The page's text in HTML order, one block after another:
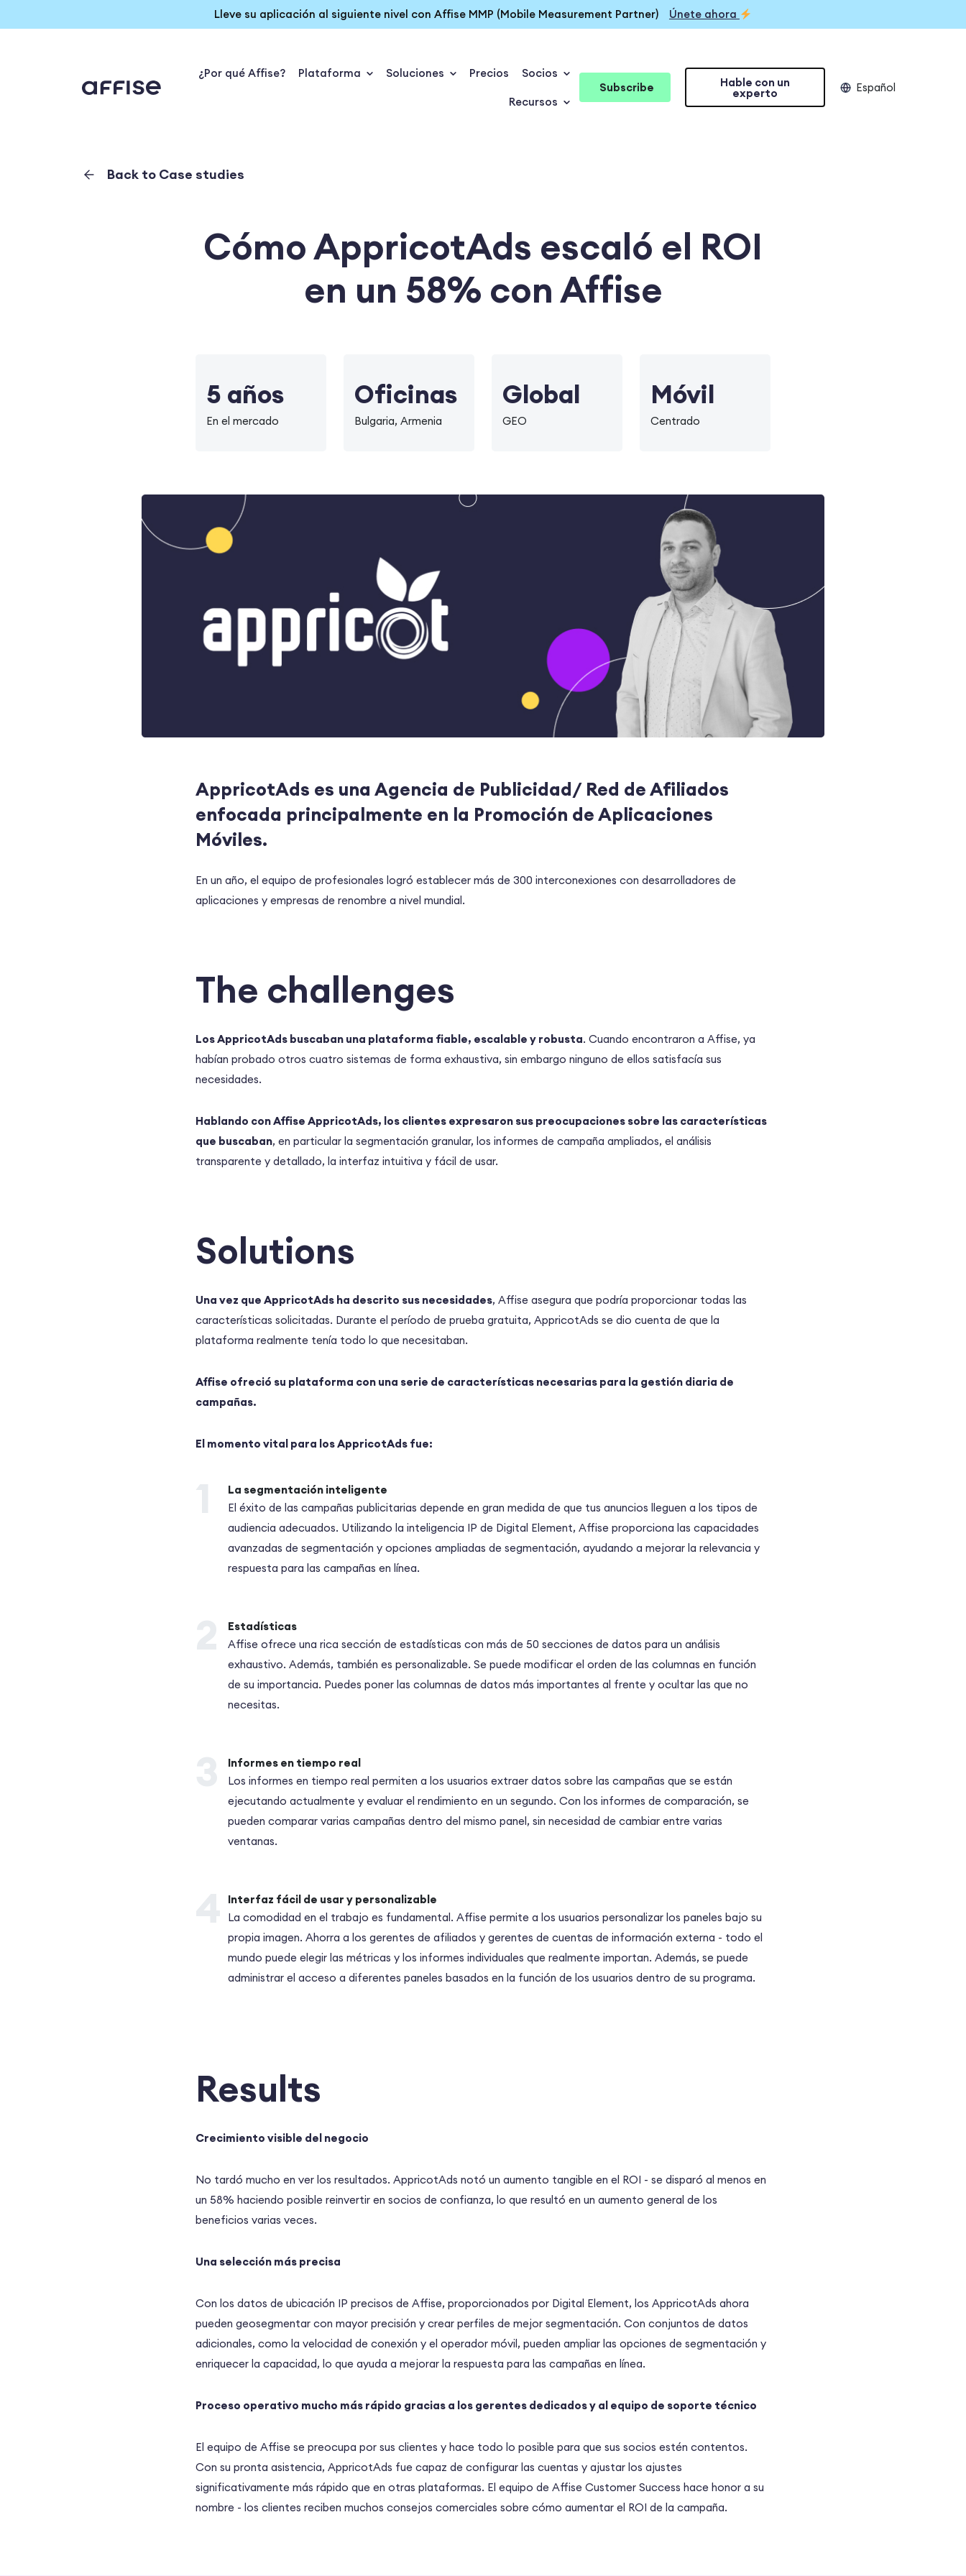
Lleve su aplicación al siguiente nivel con Affise MMP (Mobile Measurement Partner) Únete ahora
¿Por qué Affise? Plataforma Soluciones Precios Socios
Recursos
Subscribe Hable con un
experto Español
Back to Case studies
Cómo AppricotAds escaló el ROI
en un 58% con Affise
5 años
En el mercado
Oficinas
Bulgaria, Armenia
Global
GEO
Móvil
Centrado
AppricotAds es una Agencia de Publicidad/ Red de Afiliados
enfocada principalmente en la Promoción de Aplicaciones
Móviles.
En un año, el equipo de profesionales logró establecer más de 300 interconexiones con desarrolladores de
aplicaciones y empresas de renombre a nivel mundial.
The challenges
Los AppricotAds buscaban una plataforma fiable, escalable y robusta. Cuando encontraron a Affise, ya
habían probado otros cuatro sistemas de forma exhaustiva, sin embargo ninguno de ellos satisfacía sus
necesidades.
Hablando con Affise AppricotAds, los clientes expresaron sus preocupaciones sobre las características
que buscaban, en particular la segmentación granular, los informes de campaña ampliados, el análisis
transparente y detallado, la interfaz intuitiva y fácil de usar.
Solutions
Una vez que AppricotAds ha descrito sus necesidades, Affise asegura que podría proporcionar todas las
características solicitadas. Durante el período de prueba gratuita, AppricotAds se dio cuenta de que la
plataforma realmente tenía todo lo que necesitaban.
Affise ofreció su plataforma con una serie de características necesarias para la gestión diaria de
campañas.
El momento vital para los AppricotAds fue:
La segmentación inteligente
El éxito de las campañas publicitarias depende en gran medida de que tus anuncios lleguen a los tipos de
audiencia adecuados. Utilizando la inteligencia IP de Digital Element, Affise proporciona las capacidades
avanzadas de segmentación y opciones ampliadas de segmentación, ayudando a mejorar la relevancia y
respuesta para las campañas en línea.
Estadísticas
Affise ofrece una rica sección de estadísticas con más de 50 secciones de datos para un análisis
exhaustivo. Además, también es personalizable. Se puede modificar el orden de las columnas en función
de su importancia. Puedes poner las columnas de datos más importantes al frente y ocultar las que no
necesitas.
Informes en tiempo real
Los informes en tiempo real permiten a los usuarios extraer datos sobre las campañas que se están
ejecutando actualmente y evaluar el rendimiento en un segundo. Con los informes de comparación, se
pueden comparar varias campañas dentro del mismo panel, sin necesidad de cambiar entre varias
ventanas.
Interfaz fácil de usar y personalizable
La comodidad en el trabajo es fundamental. Affise permite a los usuarios personalizar los paneles bajo su
propia imagen. Ahorra a los gerentes de afiliados y gerentes de cuentas de información externa - todo el
mundo puede elegir las métricas y los informes individuales que realmente importan. Además, se puede
administrar el acceso a diferentes paneles basados en la función de los usuarios dentro de su programa.
Results
Crecimiento visible del negocio
No tardó mucho en ver los resultados. AppricotAds notó un aumento tangible en el ROI - se disparó al menos en
un 58% haciendo posible reinvertir en socios de confianza, lo que resultó en un aumento general de los
beneficios varias veces.
Una selección más precisa
Con los datos de ubicación IP precisos de Affise, proporcionados por Digital Element, los AppricotAds ahora
pueden geosegmentar con mayor precisión y crear perfiles de mejor segmentación. Con conjuntos de datos
adicionales, como la velocidad de conexión y el operador móvil, pueden ampliar las opciones de segmentación y
enriquecer la capacidad, lo que ayuda a mejorar la respuesta para las campañas en línea.
Proceso operativo mucho más rápido gracias a los gerentes dedicados y al equipo de soporte técnico
El equipo de Affise se preocupa por sus clientes y hace todo lo posible para que sus socios estén contentos.
Con su pronta asistencia, AppricotAds fue capaz de configurar las cuentas y ajustar los ajustes
significativamente más rápido que en otras plataformas. El equipo de Affise Customer Success hace honor a su
nombre - los clientes reciben muchos consejos comerciales sobre cómo aumentar el ROI de la campaña.